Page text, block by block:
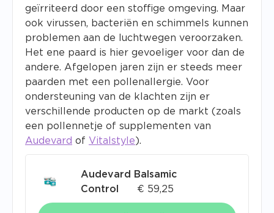
geïrriteerd door een stoffige omgeving. Maar
ook virussen, bacteriën en schimmels kunnen
problemen aan de luchtwegen veroorzaken.
Het ene paard is hier gevoeliger voor dan de
andere. Afgelopen jaren zijn er steeds meer
paarden met een pollenallergie. Voor
ondersteuning van de klachten zijn er
verschillende producten op de markt (zoals
een pollennetje of supplementen van
Audevard of Vitalstyle).
Audevard Balsamic
Control
€ 59,25